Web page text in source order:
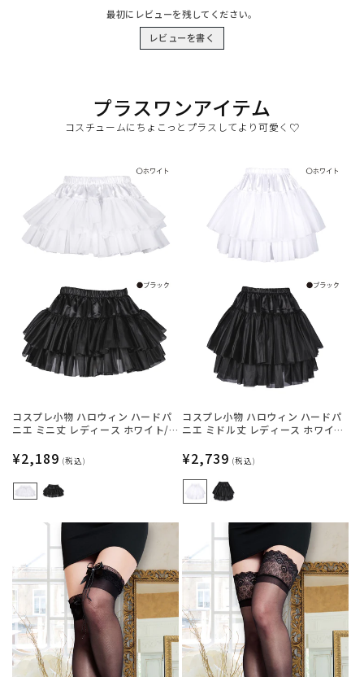
最初にレビューを残してください。
レビューを書く
プラスワンアイテム
コスチュームにちょこっとプラスしてより可愛く♡
コスプレ小物 ハロウィン ハードパ
ニエ ミニ丈 レディース ホワイト/
トーン】
通
常
価
¥2,189 (税込)
コスプレ小物 ハロウィン ハードパ
ニエ ミドル丈 レディース ホワイ
ストーン】
通
常
価
¥2,739 (税込)